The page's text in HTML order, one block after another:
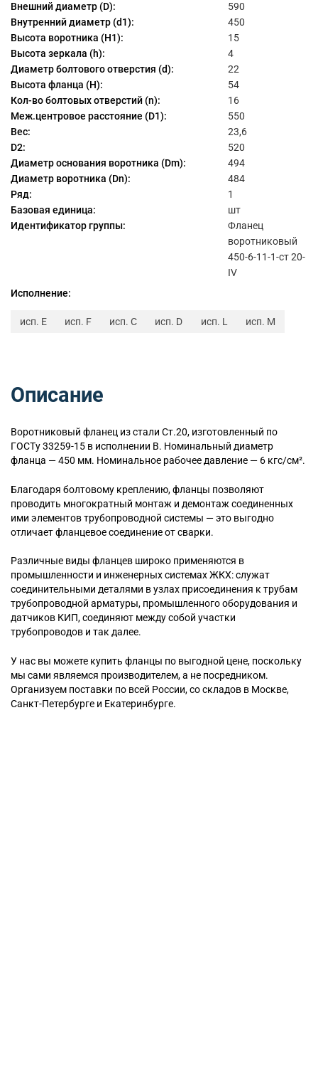
Внешний диаметр (D):
590
Внутренний диаметр (d1):
450
Высота воротника (H1):
15
Высота зеркала (h):
4
Диаметр болтового отверстия (d):
22
Высота фланца (H):
54
Кол-во болтовых отверстий (n):
16
Меж.центровое расстояние (D1):
550
Вес:
23,6
D2:
520
Диаметр основания воротника (Dm):
494
Диаметр воротника (Dn):
484
Ряд:
1
Базовая единица:
шт
Идентификатор группы:
Фланец
воротниковый
450-6-11-1-ст 20-
IV
Исполнение:
исп. E исп. F исп. C исп. D исп. L исп. M
Описание
Воротниковый фланец из стали Ст.20, изготовленный по
ГОСТу 33259-15 в исполнении B. Номинальный диаметр
фланца — 450 мм. Номинальное рабочее давление — 6 кгс/см².
Благодаря болтовому креплению, фланцы позволяют
проводить многократный монтаж и демонтаж соединенных
ими элементов трубопроводной системы — это выгодно
отличает фланцевое соединение от сварки.
Различные виды фланцев широко применяются в
промышленности и инженерных системах ЖКХ: служат
соединительными деталями в узлах присоединения к трубам
трубопроводной арматуры, промышленного оборудования и
датчиков КИП, соединяют между собой участки
трубопроводов и так далее.
У нас вы можете купить фланцы по выгодной цене, поскольку
мы сами являемся производителем, а не посредником.
Организуем поставки по всей России, со складов в Москве,
Санкт-Петербурге и Екатеринбурге.